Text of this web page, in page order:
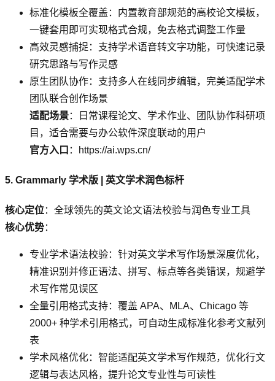
标准化模板全覆盖：内置教育部规范的高校论文模板，
一键套用即可实现格式合规，免去格式调整工作量
高效灵感捕捉：支持学术语音转文字功能，可快速记录
研究思路与写作灵感
原生团队协作：支持多人在线同步编辑，完美适配学术
团队联合创作场景
适配场景：日常课程论文、学术作业、团队协作科研项
目，适合需要与办公软件深度联动的用户
官方入口 ：https://ai.wps.cn/
5. Grammarly 学术版 | 英文学术润色标杆
核心定位：全球领先的英文论文语法校验与润色专业工具
核心优势：
专业学术语法校验：针对英文学术写作场景深度优化，
精准识别并修正语法、拼写、标点等各类错误，规避学
术写作常见误区
全量引用格式支持：覆盖 APA、MLA、Chicago 等
2000+ 种学术引用格式，可自动生成标准化参考文献列
表
学术风格优化：智能适配英文学术写作规范，优化行文
逻辑与表达风格，提升论文专业性与可读性